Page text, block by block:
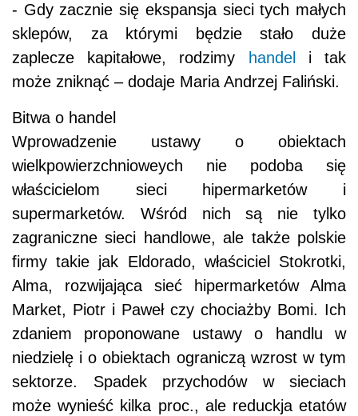
- Gdy zacznie się ekspansja sieci tych małych
sklepów, za którymi będzie stało duże
zaplecze kapitałowe, rodzimy
handel
i tak
może zniknąć – dodaje Maria Andrzej Faliński.
Bitwa o handel
Wprowadzenie ustawy o obiektach
wielkpowierzchnioweych nie podoba się
właścicielom sieci hipermarketów i
supermarketów. Wśród nich są nie tylko
zagraniczne sieci handlowe, ale także polskie
firmy takie jak Eldorado, właściciel Stokrotki,
Alma, rozwijająca sieć hipermarketów Alma
Market, Piotr i Paweł czy chociażby Bomi. Ich
zdaniem proponowane ustawy o handlu w
niedzielę i o obiektach ograniczą wzrost w tym
sektorze. Spadek przychodów w sieciach
może wynieść kilka proc., ale reduckja etatów